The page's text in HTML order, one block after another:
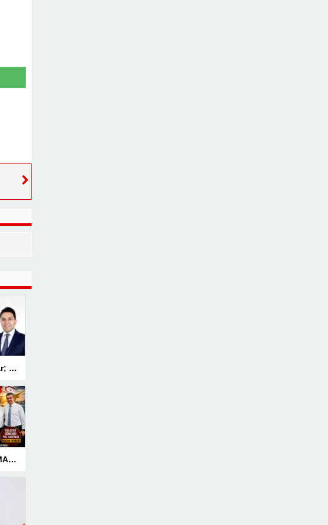
Almazlarsa Almasınlar; Baskilimiz Malatya’ya Muhtaç Değildir
KKTC’DE KRİTİK TEMASLAR! EVREN KILIÇ’TAN ÜST DÜZEY ZİRVELER